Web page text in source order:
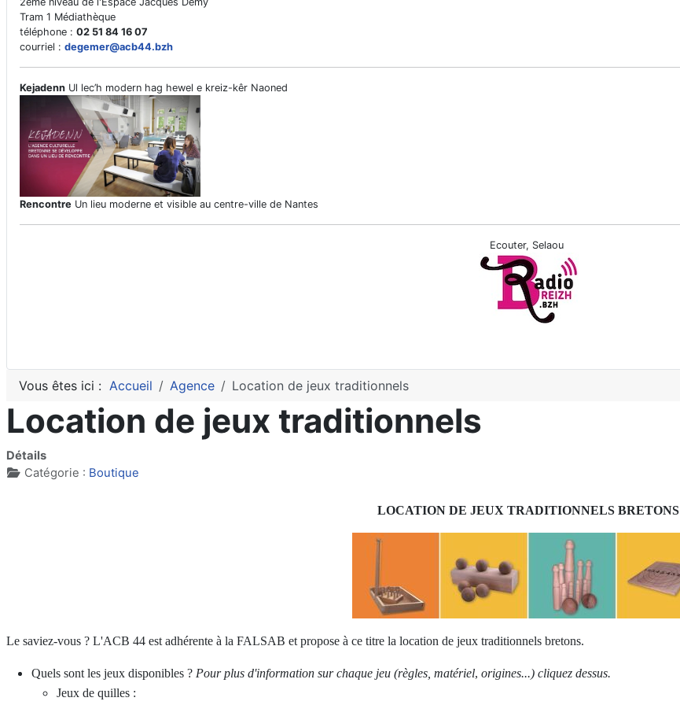
Tram 1 Médiathèque
téléphone : 02 51 84 16 07
courriel : degemer@acb44.bzh
Kejadenn Ul lec’h modern hag hewel e kreiz-kêr Naoned
Rencontre Un lieu moderne et visible au centre-ville de Nantes
Ecouter, Selaou
Vous êtes ici : Accueil Agence Location de jeux traditionnels
Location de jeux traditionnels
Détails
Catégorie : Boutique
LOCATION DE JEUX TRADITIONNELS BRETONS
Le saviez-vous ? L'ACB 44 est adhérente à la FALSAB et propose à ce titre la location de jeux traditionnels bretons.
Quels sont les jeux disponibles ? Pour plus d'information sur chaque jeu (règles, matériel, origines...) cliquez dessus.
Jeux de quilles :